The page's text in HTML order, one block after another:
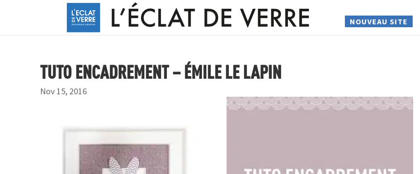
NOUVEAU SITE
TUTO ENCADREMENT – ÉMILE LE LAPIN
Nov 15, 2016